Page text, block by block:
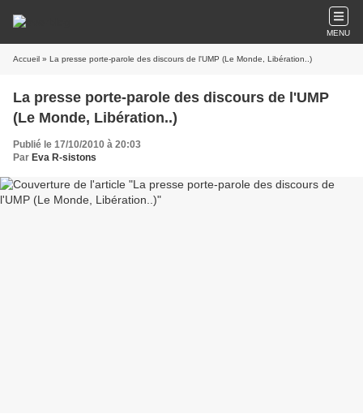
MENU
Accueil » La presse porte-parole des discours de l'UMP (Le Monde, Libération..)
La presse porte-parole des discours de l'UMP
(Le Monde, Libération..)
Publié le 17/10/2010 à 20:03
Par Eva R-sistons